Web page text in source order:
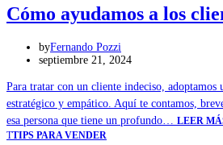
Cómo ayudamos a los
byFernando Pozzi
septiembre 21, 2024
Para tratar con un cliente indeciso, adoptamos
estratégico y empático. Aquí te contamos,
esa persona que tiene un profundo… LEER
TTIPS PARA VENDER